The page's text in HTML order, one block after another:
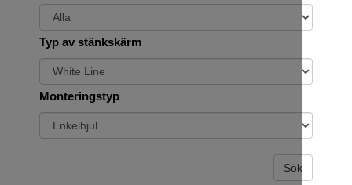
Typ av stänkskärm
Monteringstyp
Sök